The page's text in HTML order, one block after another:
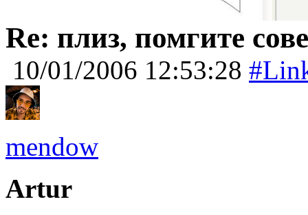
Re: плиз, помгите
10/01/2006 12:53:28
mendow
Artur